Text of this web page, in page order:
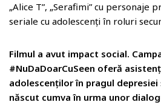
„Alice T”, „Serafimi” cu personaje
seriale cu adolescenți în roluri
Filmul a avut impact social.
#NuDaDoarCuSeen oferă
adolescenților în pragul depresiei
născut cumva în urma unor